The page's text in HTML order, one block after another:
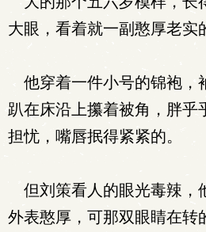
大眼，看着就一副憨厚老实
他穿着一件小号的锦袍，
趴在床沿上攥着被角，胖乎
担忧，嘴唇抿得紧紧的。
但刘策看人的眼光毒辣，
外表憨厚，可那双眼睛在转